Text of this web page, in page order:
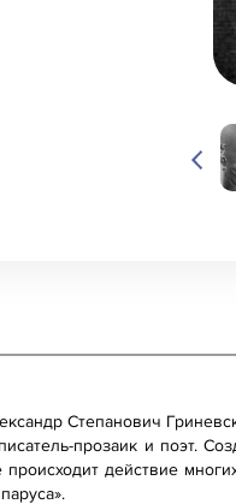
Степанович
прозаик и поэт.
происходит действие